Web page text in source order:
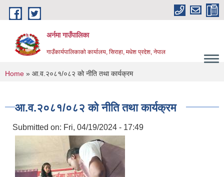
Skip to main content
अर्नमा गाउँपालिका
गाउँकार्यपालिकाको कार्यालय, सिराहा, मधेश प्रदेश, नेपाल
You are here
Home » आ.व.२०८१/०८२ को नीति तथा कार्यक्रम
आ.व.२०८१/०८२ को नीति तथा कार्यक्रम
Submitted on: Fri, 04/19/2024 - 17:49